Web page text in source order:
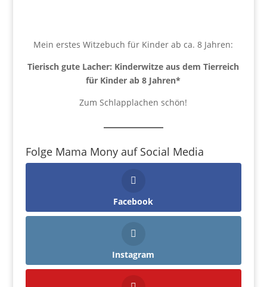
Mein erstes Witzebuch für Kinder ab ca. 8 Jahren:
Tierisch gute Lacher: Kinderwitze aus dem Tierreich
für Kinder ab 8 Jahren*
Zum Schlapplachen schön!
Folge Mama Mony auf Social Media
Facebook
Instagram